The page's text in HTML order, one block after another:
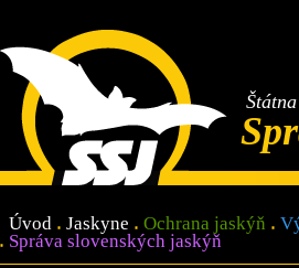
Úvod Jaskyne Ochrana jaskýň
Správa slovenských jaskýň